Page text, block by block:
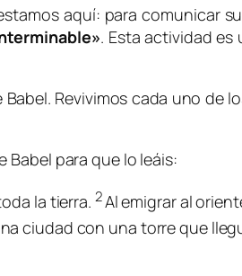
aquí: para comunicar
. Esta actividad
Revivimos cada uno de
Babel para que lo leáis:
la tierra. 2Al emigrar al
ciudad con una torre que